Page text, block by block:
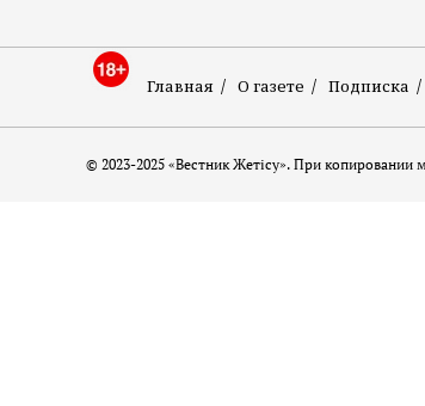
Главная О газете Подписка
© 2023-2025 «Вестник Жетісу». При копировании